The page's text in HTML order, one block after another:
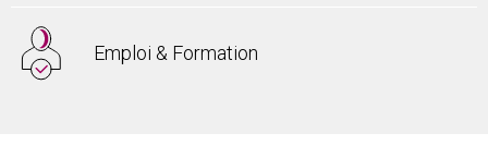
Emploi & Formation